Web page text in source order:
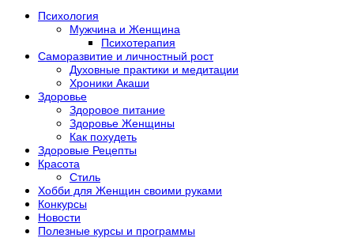
Психология
Мужчина и Женщина
Психотерапия
Саморазвитие и личностный рост
Духовные практики и медитации
Хроники Акаши
Здоровье
Здоровое питание
Здоровье Женщины
Как похудеть
Здоровые Рецепты
Красота
Стиль
Хобби для Женщин своими руками
Конкурсы
Новости
Полезные курсы и программы